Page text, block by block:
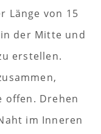
Länge von 15
der Mitte und
erstellen.
offen. Drehen
im Inneren